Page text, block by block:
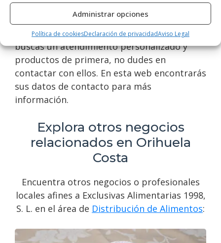
Administrar opciones
Política de cookiesDeclaración de privacidadAviso Legal
Ofrecen una amplia gama de servicios
relacionados con la distribución y
suministro de alimentos de alta calidad. Si
buscas un atendimiento personalizado y
productos de primera, no dudes en
contactar con ellos. En esta web encontrarás
sus datos de contacto para más
información.
Explora otros negocios
relacionados en Orihuela
Costa
Encuentra otros negocios o profesionales
locales afines a Exclusivas Alimentarias 1998,
S. L. en el área de Distribución de Alimentos: